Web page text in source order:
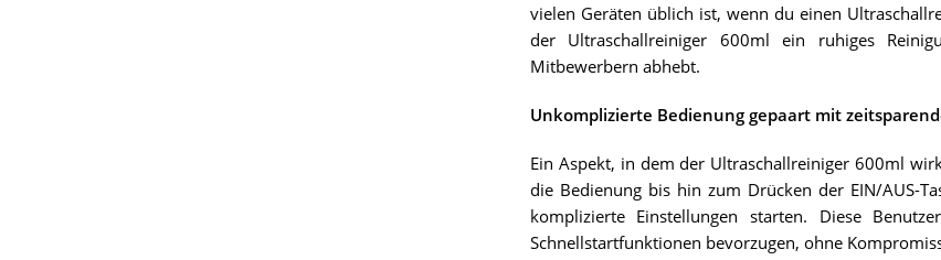
vielen Geräten üblich ist, wenn du einen
der Ultraschallreiniger 600ml ein ruhiges
Mitbewerbern abhebt.
Unkomplizierte Bedienung gepaart mit
Ein Aspekt, in dem der Ultraschallreiniger 600ml
die Bedienung bis hin zum Drücken der EIN/AUS-
komplizierte Einstellungen starten. Diese
Schnellstartfunktionen bevorzugen, ohne